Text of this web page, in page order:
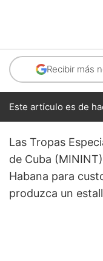
Recibir más
Este artículo es de
Las Tropas
de Cuba (MININT)
Habana para
produzca un